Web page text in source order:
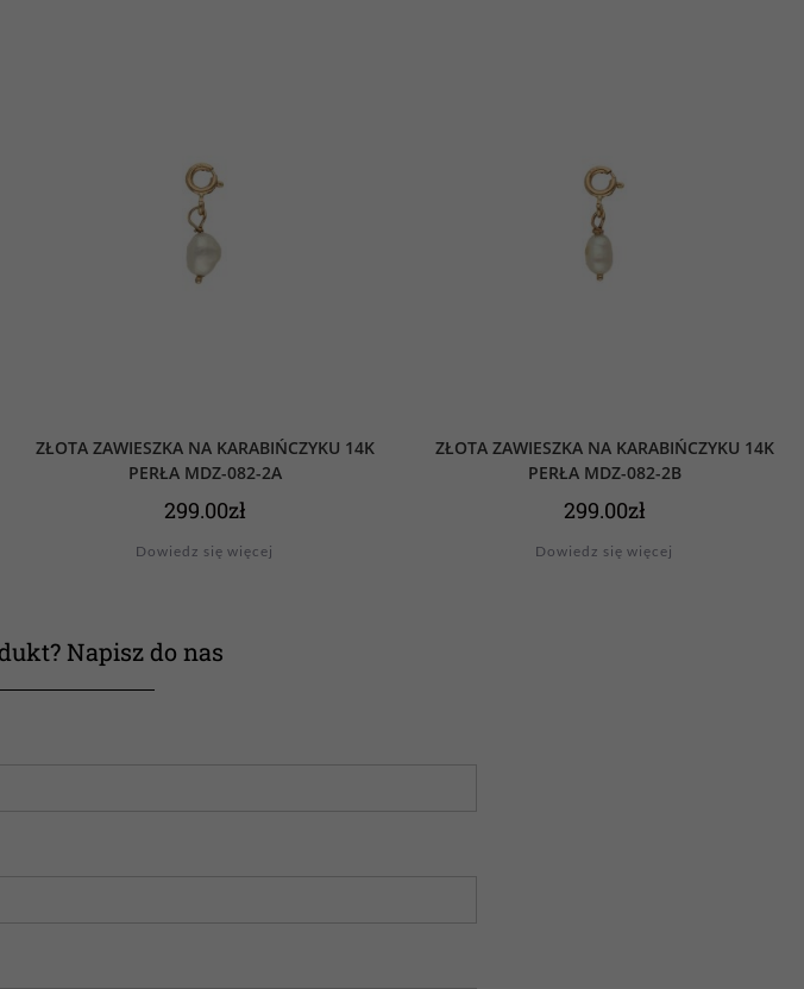
ZŁOTA ZAWIESZKA NA KARABIŃCZYKU 14K
PERŁA MDZ-082-2A
299.00zł
Dowiedz się więcej
ZŁOTA ZAWIESZKA NA KARABIŃCZYKU 14K
PERŁA MDZ-082-2B
299.00zł
Dowiedz się więcej
Napisz do nas